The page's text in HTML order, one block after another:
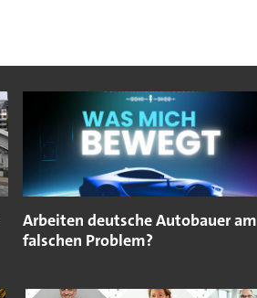
Arbeiten deutsche Autobauer am
falschen Problem?